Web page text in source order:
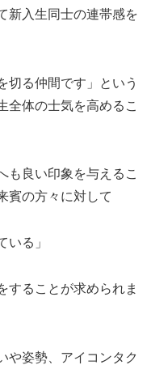
新入生同士の連帯感を
切る仲間です」という
全体の士気を高めるこ
も良い印象を与えるこ
賓の方々に対して
いる」
することが求められま
や姿勢、アイコンタク